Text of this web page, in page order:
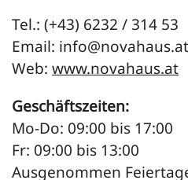
Tel.: (+43) 6232 / 314 53
Email: info@novahaus.at
Web: www.novahaus.at
Geschäftszeiten:
Mo-Do: 09:00 bis 17:00
Fr: 09:00 bis 13:00
Ausgenommen